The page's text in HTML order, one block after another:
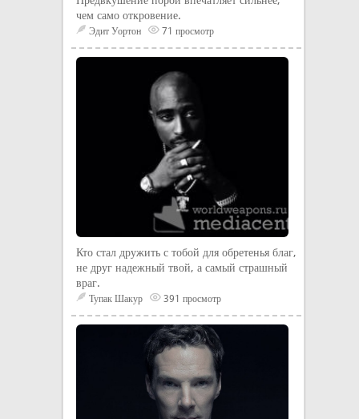
чем само откровение.
Эдит Уортон 71 просмотр
Кто стал дружить с тобой для обретенья благ,
не друг надежный твой, а самый страшный
враг.
Тупак Шакур 391 просмотр